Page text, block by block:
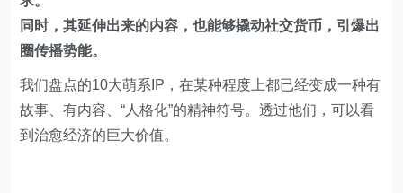
同时，其延伸出来的内容，也能够撬动社交货币，引爆出
圈传播势能。
我们盘点的10大萌系IP，在某种程度上都已经变成一种有
故事、有内容、“人格化”的精神符号。透过他们，可以看
到治愈经济的巨大价值。